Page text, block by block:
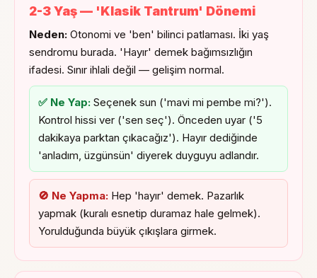
2-3 Yaş — 'Klasik Tantrum' Dönemi
Neden: Otonomi ve 'ben' bilinci patlaması. İki yaş
sendromu burada. 'Hayır' demek bağımsızlığın
ifadesi. Sınır ihlali değil — gelişim normal.
✅ Ne Yap: Seçenek sun ('mavi mi pembe mi?').
Kontrol hissi ver ('sen seç'). Önceden uyar ('5
dakikaya parktan çıkacağız'). Hayır dediğinde
'anladım, üzgünsün' diyerek duyguyu adlandır.
🚫 Ne Yapma: Hep 'hayır' demek. Pazarlık
yapmak (kuralı esnetip duramaz hale gelmek).
Yorulduğunda büyük çıkışlara girmek.